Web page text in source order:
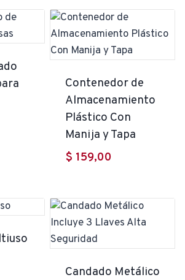
Contenedor de
Almacenamiento
Plástico Con
Manija y Tapa
$ 159,00
Candado Metálico